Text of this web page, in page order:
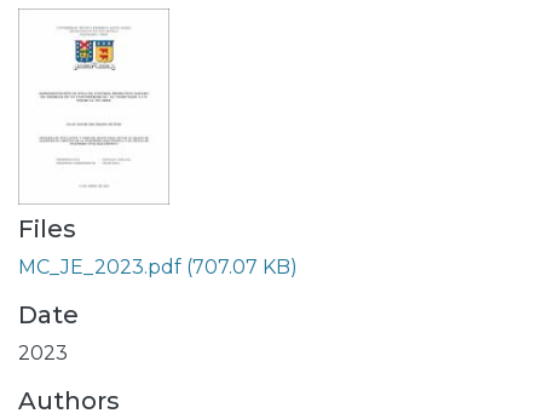
Files
MC_JE_2023.pdf (707.07 KB)
Date
2023
Authors